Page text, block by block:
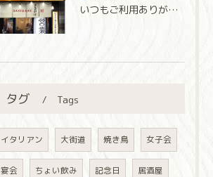
いつもご利用ありがとうございます✨
タグ Tags
イタリアン 大街道 焼き鳥 女子会
宴会 ちょい飲み 記念日 居酒屋